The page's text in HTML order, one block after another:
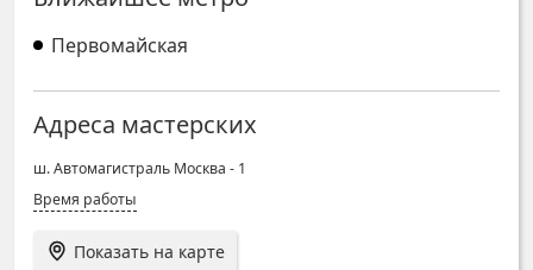
Первомайская
Адреса мастерских
ш. Автомагистраль Москва - 1
Время работы
Показать на карте